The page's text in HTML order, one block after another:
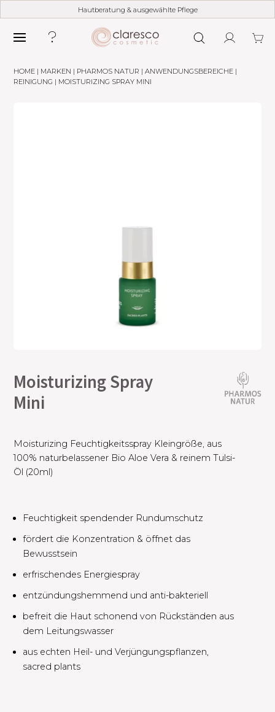
Hautberatung & ausgewählte Pflege
HOME | MARKEN | PHARMOS NATUR |ANWENDUNGSBEREICHE |
REINIGUNG | MOISTURIZING SPRAY MINI
Moisturizing Spray
Mini
Moisturizing Feuchtigkeitsspray Kleingröße, aus
100% naturbelassener Bio Aloe Vera & reinem Tulsi-
Öl (20ml)
Feuchtigkeit spendender Rundumschutz ​
fördert die Konzentration & öffnet das
Bewusstsein ​
erfrischendes Energiespray ​
entzündungshemmend und anti-bakteriell ​
befreit die Haut schonend von Rückständen aus
dem Leitungswasser
aus echten Heil- und Verjüngungspflanzen,
sacred plants